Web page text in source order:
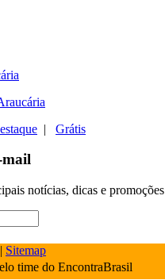
| Grátis
mail
notícias, dicas e promoções
| Sitemap
time do EncontraBrasil